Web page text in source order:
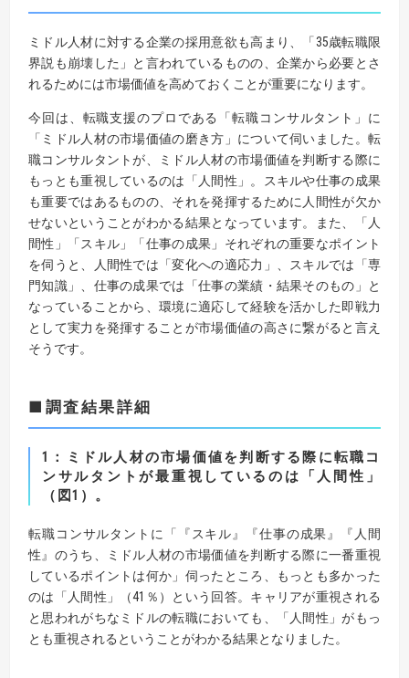
ミドル人材に対する企業の採用意欲も高まり、「35歳転職限
界説も崩壊した」と言われているものの、企業から必要とさ
れるためには市場価値を高めておくことが重要になります。
今回は、転職支援のプロである「転職コンサルタント」に
「ミドル人材の市場価値の磨き方」について伺いました。転
職コンサルタントが、ミドル人材の市場価値を判断する際に
もっとも重視しているのは「人間性」。スキルや仕事の成果
も重要ではあるものの、それを発揮するために人間性が欠か
せないということがわかる結果となっています。また、「人
間性」「スキル」「仕事の成果」それぞれの重要なポイント
を伺うと、人間性では「変化への適応力」、スキルでは「専
門知識」、仕事の成果では「仕事の業績・結果そのもの」と
なっていることから、環境に適応して経験を活かした即戦力
として実力を発揮することが市場価値の高さに繋がると言え
そうです。
■調査結果詳細
1：ミドル人材の市場価値を判断する際に転職コ
ンサルタントが最重視しているのは「人間性」
（図1）。
転職コンサルタントに「『スキル』『仕事の成果』『人間
性』のうち、ミドル人材の市場価値を判断する際に一番重視
しているポイントは何か」伺ったところ、もっとも多かった
のは「人間性」（41％）という回答。キャリアが重視される
と思われがちなミドルの転職においても、「人間性」がもっ
とも重視されるということがわかる結果となりました。